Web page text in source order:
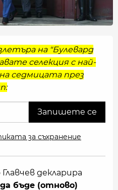
на "Булевард
селекция с най-
седмицата през
за съхранение
декларира
бъде (отново)